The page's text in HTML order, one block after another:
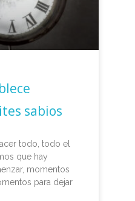
sabios
todo, todo el
que hay
momentos
para dejar